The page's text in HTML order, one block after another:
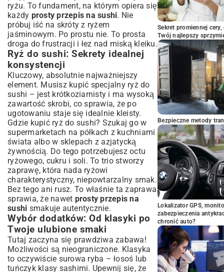
ryżu. To fundament, na którym opiera się
każdy prosty przepis na sushi. Nie
próbuj iść na skróty z ryżem
jaśminowym. Po prostu nie. To prosta
droga do frustracji i łez nad miską kleiku.
Ryż do sushi: Sekrety idealnej
konsystencji
Kluczowy, absolutnie najważniejszy
element. Musisz kupić specjalny ryż do
sushi – jest krótkoziarnisty i ma wysoką
zawartość skrobi, co sprawia, że po
ugotowaniu staje się idealnie kleisty.
Gdzie kupić ryż do sushi? Szukaj go w
supermarketach na półkach z kuchniami
świata albo w sklepach z azjatycką
żywnością. Do tego potrzebujesz octu
ryżowego, cukru i soli. To trio stworzy
zaprawę, która nada ryżowi
charakterystyczny, niepowtarzalny smak.
Bez tego ani rusz. To właśnie ta zaprawa
sprawia, że nawet prosty przepis na
sushi smakuje autentycznie.
Wybór dodatków: Od klasyki po
Twoje ulubione smaki
Tutaj zaczyna się prawdziwa zabawa!
Możliwości są nieograniczone. Klasyka
to oczywiście surowa ryba – łosoś lub
tuńczyk klasy sashimi. Upewnij się, że
Sekret promiennej
Twój najlepszy
Bezpieczne metody
Lokalizator GPS,
zabezpieczenia
chronić auto?